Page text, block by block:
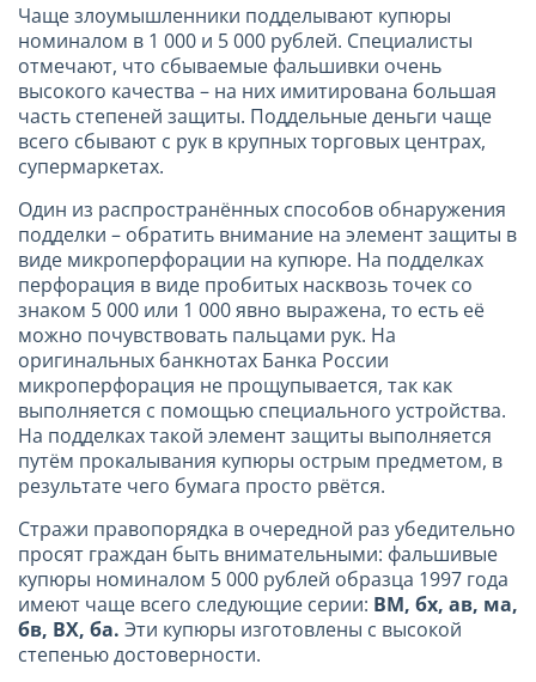
Чаще злоумышленники подделывают купюры
номиналом в 1 000 и 5 000 рублей. Специалисты
отмечают, что сбываемые фальшивки очень
высокого качества – на них имитирована большая
часть степеней защиты. Поддельные деньги чаще
всего сбывают с рук в крупных торговых центрах,
супермаркетах.
Один из распространённых способов обнаружения
подделки – обратить внимание на элемент защиты в
виде микроперфорации на купюре. На подделках
перфорация в виде пробитых насквозь точек со
знаком 5 000 или 1 000 явно выражена, то есть её
можно почувствовать пальцами рук. На
оригинальных банкнотах Банка России
микроперфорация не прощупывается, так как
выполняется с помощью специального устройства.
На подделках такой элемент защиты выполняется
путём прокалывания купюры острым предметом, в
результате чего бумага просто рвётся.
Стражи правопорядка в очередной раз убедительно
просят граждан быть внимательными: фальшивые
купюры номиналом 5 000 рублей образца 1997 года
имеют чаще всего следующие серии: ВМ, бх, ав, ма,
бв, ВХ, ба. Эти купюры изготовлены с высокой
степенью достоверности.